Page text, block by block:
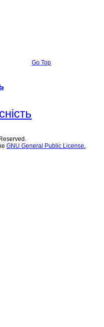
GNU General Public License.
Go Top